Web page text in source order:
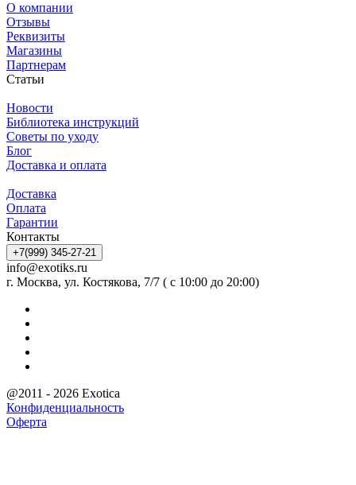
О компании
Отзывы
Реквизиты
Магазины
Партнерам
Статьи
Новости
Библиотека инструкций
Советы по уходу
Блог
Доставка и оплата
Доставка
Оплата
Гарантии
Контакты
+7(999) 345-27-21
info@exotiks.ru
г. Москва, ул. Костякова, 7/7 ( с 10:00 до 20:00)
@2011 - 2026 Exotica
Конфиденциальность
Оферта